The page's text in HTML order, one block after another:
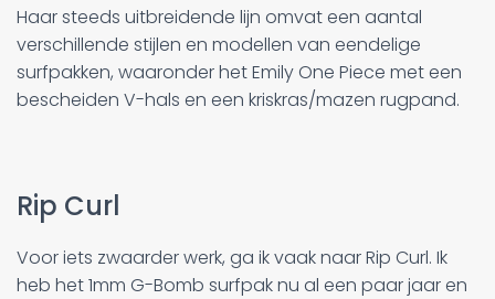
Haar steeds uitbreidende lijn omvat een aantal
verschillende stijlen en modellen van eendelige
surfpakken, waaronder het Emily One Piece met een
bescheiden V-hals en een kriskras/mazen rugpand.
Rip Curl
Voor iets zwaarder werk, ga ik vaak naar Rip Curl. Ik
heb het 1mm G-Bomb surfpak nu al een paar jaar en